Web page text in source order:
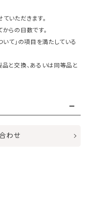
いただきます。
らの日数です。
て」の項目を満たしている
と交換、あるいは同等品と
わせ